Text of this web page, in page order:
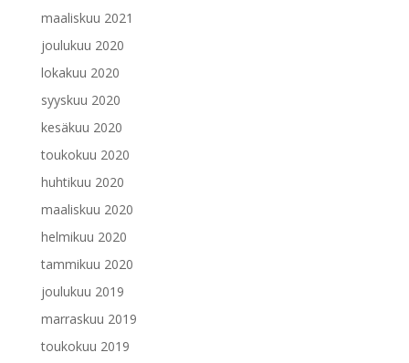
maaliskuu 2021
joulukuu 2020
lokakuu 2020
syyskuu 2020
kesäkuu 2020
toukokuu 2020
huhtikuu 2020
maaliskuu 2020
helmikuu 2020
tammikuu 2020
joulukuu 2019
marraskuu 2019
toukokuu 2019